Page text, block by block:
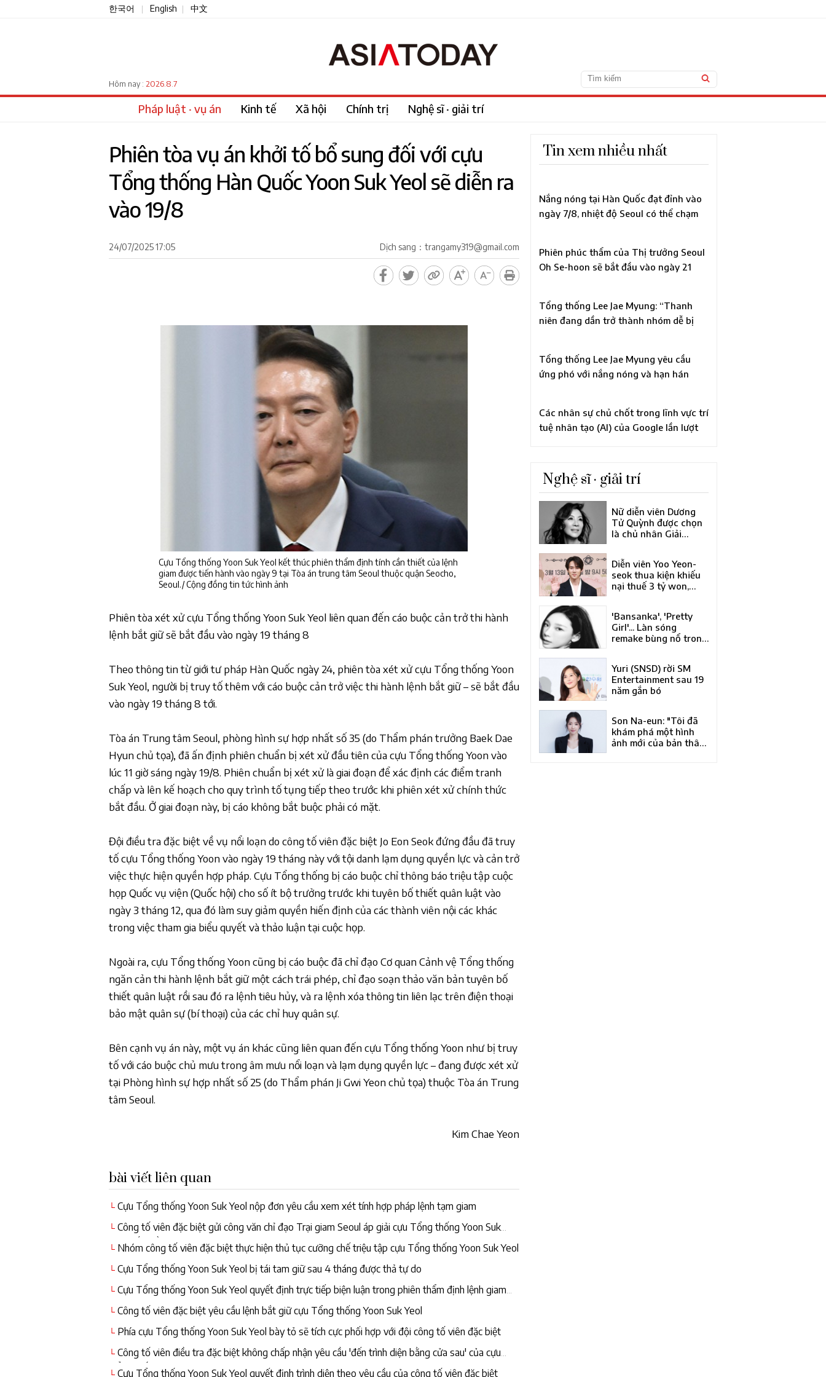
한국어 English 中文
Hôm nay : 2026.8.7
Pháp luật · vụ án Kinh tế Xã hội Chính trị Nghệ sĩ · giải trí
Phiên tòa vụ án khởi tố bổ sung đối với cựu
Tổng thống Hàn Quốc Yoon Suk Yeol sẽ diễn ra
vào 19/8
24/07/2025 17:05 Dịch sang：trangamy319@gmail.com
Cựu Tổng thống Yoon Suk Yeol kết thúc phiên thẩm định tính cần thiết của lệnh
giam được tiến hành vào ngày 9 tại Tòa án trung tâm Seoul thuộc quận Seocho,
Seoul./ Cộng đồng tin tức hình ảnh
Phiên tòa xét xử cựu Tổng thống Yoon Suk Yeol liên quan đến cáo buộc cản trở thi hành
lệnh bắt giữ sẽ bắt đầu vào ngày 19 tháng 8
Theo thông tin từ giới tư pháp Hàn Quốc ngày 24, phiên tòa xét xử cựu Tổng thống Yoon
Suk Yeol, người bị truy tố thêm với cáo buộc cản trở việc thi hành lệnh bắt giữ – sẽ bắt đầu
vào ngày 19 tháng 8 tới.
Tòa án Trung tâm Seoul, phòng hình sự hợp nhất số 35 (do Thẩm phán trưởng Baek Dae
Hyun chủ tọa), đã ấn định phiên chuẩn bị xét xử đầu tiên của cựu Tổng thống Yoon vào
lúc 11 giờ sáng ngày 19/8. Phiên chuẩn bị xét xử là giai đoạn để xác định các điểm tranh
chấp và lên kế hoạch cho quy trình tố tụng tiếp theo trước khi phiên xét xử chính thức
bắt đầu. Ở giai đoạn này, bị cáo không bắt buộc phải có mặt.
Đội điều tra đặc biệt về vụ nổi loạn do công tố viên đặc biệt Jo Eon Seok đứng đầu đã truy
tố cựu Tổng thống Yoon vào ngày 19 tháng này với tội danh lạm dụng quyền lực và cản trở
việc thực hiện quyền hợp pháp. Cựu Tổng thống bị cáo buộc chỉ thông báo triệu tập cuộc
họp Quốc vụ viện (Quốc hội) cho số ít bộ trưởng trước khi tuyên bố thiết quân luật vào
ngày 3 tháng 12, qua đó làm suy giảm quyền hiến định của các thành viên nội các khác
trong việc tham gia biểu quyết và thảo luận tại cuộc họp.
Ngoài ra, cựu Tổng thống Yoon cũng bị cáo buộc đã chỉ đạo Cơ quan Cảnh vệ Tổng thống
ngăn cản thi hành lệnh bắt giữ một cách trái phép, chỉ đạo soạn thảo văn bản tuyên bố
thiết quân luật rồi sau đó ra lệnh tiêu hủy, và ra lệnh xóa thông tin liên lạc trên điện thoại
bảo mật quân sự (bí thoại) của các chỉ huy quân sự.
Bên cạnh vụ án này, một vụ án khác cũng liên quan đến cựu Tổng thống Yoon như bị truy
tố với cáo buộc chủ mưu trong âm mưu nổi loạn và lạm dụng quyền lực – đang được xét xử
tại Phòng hình sự hợp nhất số 25 (do Thẩm phán Ji Gwi Yeon chủ tọa) thuộc Tòa án Trung
tâm Seoul.
Kim Chae Yeon
bài viết liên quan
└ Cựu Tổng thống Yoon Suk Yeol nộp đơn yêu cầu xem xét tính hợp pháp lệnh tạm giam
└ Công tố viên đặc biệt gửi công văn chỉ đạo Trại giam Seoul áp giải cựu Tổng thống Yoon Suk
Yeol đến điều tra
└ Nhóm công tố viên đặc biệt thực hiện thủ tục cưỡng chế triệu tập cựu Tổng thống Yoon Suk Yeol
└ Cựu Tổng thống Yoon Suk Yeol bị tái tam giữ sau 4 tháng được thả tự do
└ Cựu Tổng thống Yoon Suk Yeol quyết định trực tiếp biện luận trong phiên thẩm định lệnh giam
giữ của bản thân
└ Công tố viên đặc biệt yêu cầu lệnh bắt giữ cựu Tổng thống Yoon Suk Yeol
└ Phía cựu Tổng thống Yoon Suk Yeol bày tỏ sẽ tích cực phối hợp với đội công tố viên đặc biệt
└ Công tố viên điều tra đặc biệt không chấp nhận yêu cầu 'đến trình diện bằng cửa sau' của cựu
Tổng thống Yoon Suk Yeol
└ Cựu Tổng thống Yoon Suk Yeol quyết định trình diện theo yêu cầu của công tố viên đặc biệt
Tin xem nhiều nhất
Nắng nóng tại Hàn Quốc đạt đỉnh vào
ngày 7/8, nhiệt độ Seoul có thể chạm
Phiên phúc thẩm của Thị trưởng Seoul
Oh Se-hoon sẽ bắt đầu vào ngày 21
Tổng thống Lee Jae Myung: “Thanh
niên đang dần trở thành nhóm dễ bị
Tổng thống Lee Jae Myung yêu cầu
ứng phó với nắng nóng và hạn hán
Các nhân sự chủ chốt trong lĩnh vực trí
tuệ nhân tạo (AI) của Google lần lượt
Nghệ sĩ · giải trí
Nữ diễn viên Dương
Tử Quỳnh được chọn
là chủ nhân Giải
hoan phim quốc tế
Busan lần thứ 31
Diễn viên Yoo Yeon-
seok thua kiện khiếu
nại thuế 3 tỷ won,
thuế
'Bansanka', 'Pretty
Girl'... Làn sóng
remake bùng nổ trong
Yuri (SNSD) rời SM
Entertainment sau 19
năm gắn bó
Son Na-eun: "Tôi đã
khám phá một hình
ảnh mới của bản thân